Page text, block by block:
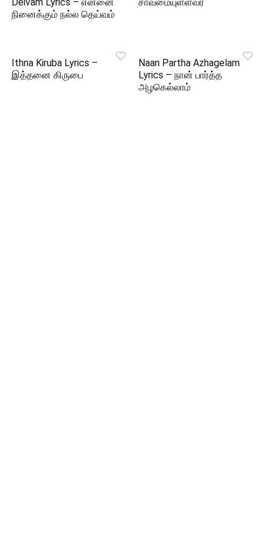
நினைக்கும் நல்ல தெய்வம்
Ithna Kiruba Lyrics –
இத்தனை கிருபை
Naan Partha Azhagelam
Lyrics – நான் பார்த்த
அழகெல்லாம்